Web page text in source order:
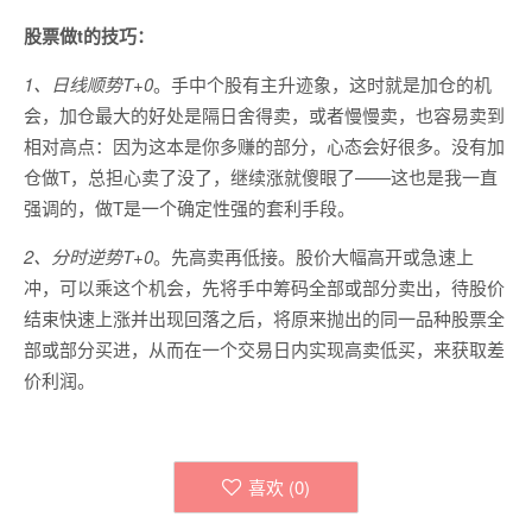
股票做t的技巧：
1、日线顺势T+0。手中个股有主升迹象，这时就是加仓的机
会，加仓最大的好处是隔日舍得卖，或者慢慢卖，也容易卖到
相对高点：因为这本是你多赚的部分，心态会好很多。没有加
仓做T，总担心卖了没了，继续涨就傻眼了——这也是我一直
强调的，做T是一个确定性强的套利手段。
2、分时逆势T+0。先高卖再低接。股价大幅高开或急速上
冲，可以乘这个机会，先将手中筹码全部或部分卖出，待股价
结束快速上涨并出现回落之后，将原来抛出的同一品种股票全
部或部分买进，从而在一个交易日内实现高卖低买，来获取差
价利润。
喜欢 (0)